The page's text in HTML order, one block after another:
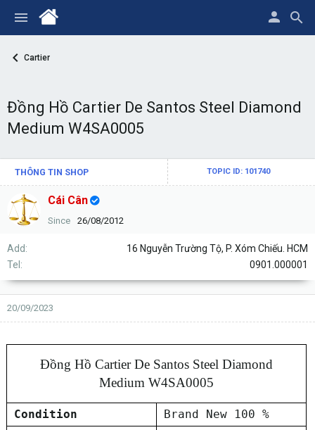
Cartier
Đồng Hồ Cartier De Santos Steel Diamond
Medium W4SA0005
THÔNG TIN SHOP TOPIC ID: 101740
Cái Cân
Since 26/08/2012
Add
16 Nguyễn Trường Tộ, P. Xóm Chiếu. HCM
Tel
0901.000001
20/09/2023
Đồng Hồ Cartier De Santos Steel Diamond
Medium W4SA0005
Condition
Brand New 100 %